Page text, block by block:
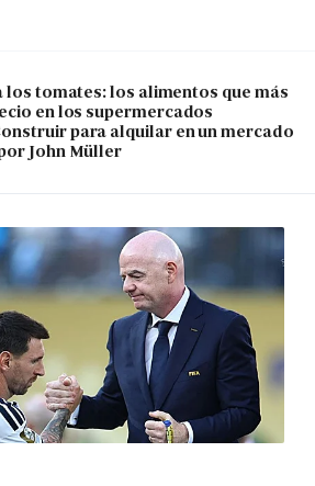
los tomates: los alimentos que más
en los supermercados
para alquilar en un mercado
John Müller